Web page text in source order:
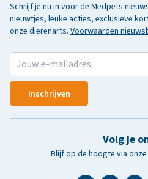
Schrijf je nu in voor de Medpets
nieuwtjes, leuke acties, exclusieve
onze dierenarts. Voorwaarden
Inschrijven
Volg je
Blijf op de hoogte via